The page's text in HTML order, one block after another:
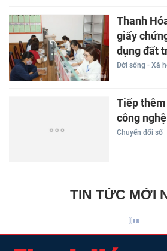
Thanh
giấy
dụng đất
Đời sống - Xã
Tiếp
công
Chuyển đổi số
TIN TỨC MỚI